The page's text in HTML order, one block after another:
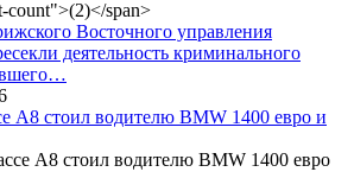
Восточного управления
деятельность криминального
А8 стоил водителю BMW 1400 евро и